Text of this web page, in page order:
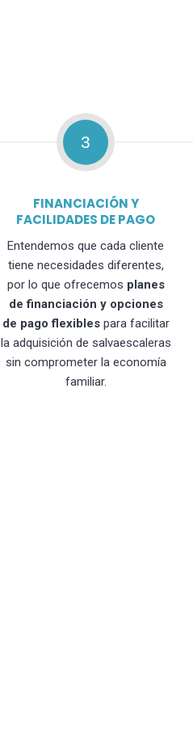
3
FINANCIACIÓN Y
FACILIDADES DE PAGO
Entendemos que cada cliente
tiene necesidades diferentes,
por lo que ofrecemos planes
de financiación y opciones
de pago flexiblespara facilitar
la adquisición de salvaescaleras
sin comprometer la economía
familiar.